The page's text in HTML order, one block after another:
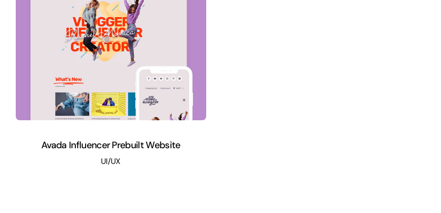
Avada Influencer Prebuilt Website
UI/UX